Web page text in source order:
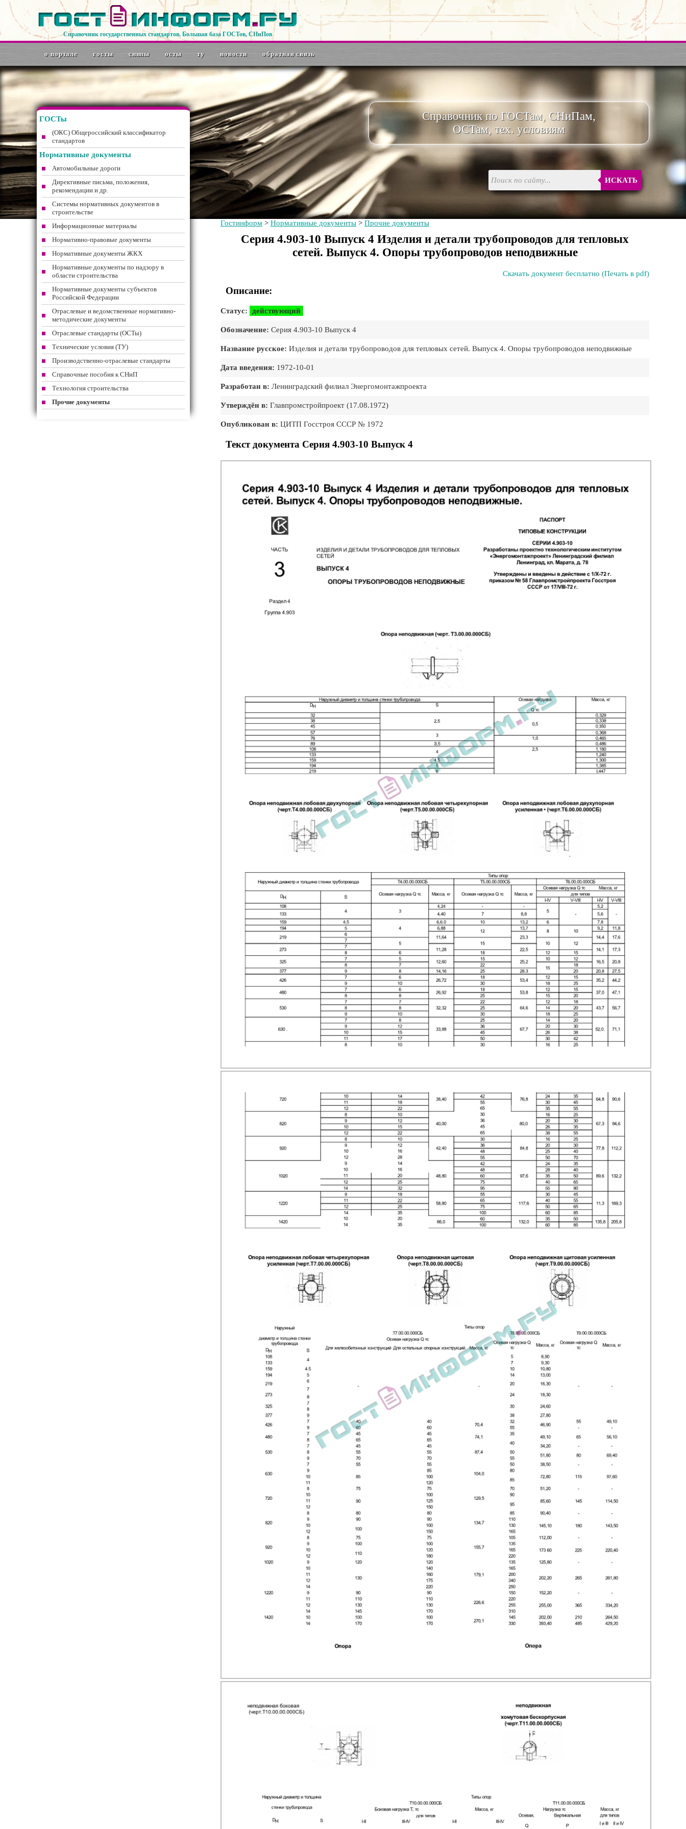
Справочник государственных стандартов. Большая база ГОСТов, СНиПов
о портале госты снипы осты ту новости обратная связь
Справочник по ГОСТам, СНиПам,
ОСТам, тех. условиям
ИСКАТЬ
Гостинформ > Нормативные документы > Прочие документы
Серия 4.903-10 Выпуск 4 Изделия и детали трубопроводов для тепловых
сетей. Выпуск 4. Опоры трубопроводов неподвижные
Скачать документ бесплатно (Печать в pdf)
Описание:
Статус: действующий
Обозначение: Серия 4.903-10 Выпуск 4
Название русское: Изделия и детали трубопроводов для тепловых сетей. Выпуск 4. Опоры трубопроводов неподвижные
Дата введения: 1972-10-01
Разработан в: Ленинградский филиал Энергомонтажпроекта
Утверждён в: Главпромстройпроект (17.08.1972)
Опубликован в: ЦИТП Госстроя СССР № 1972
Текст документа Серия 4.903-10 Выпуск 4
ГОСТы
(ОКС) Общероссийский классификатор
стандартов
Нормативные документы
Автомобильные дороги
Директивные письма, положения,
рекомендации и др.
Системы нормативных документов в
строительстве
Информационные материалы
Нормативно-правовые документы
Нормативные документы ЖКХ
Нормативные документы по надзору в
области строительства
Нормативные документы субъектов
Российской Федерации
Отраслевые и ведомственные нормативно-
методические документы
Отраслевые стандарты (ОСТы)
Технические условия (ТУ)
Производственно-отраслевые стандарты
Справочные пособия к СНиП
Технология строительства
Прочие документы